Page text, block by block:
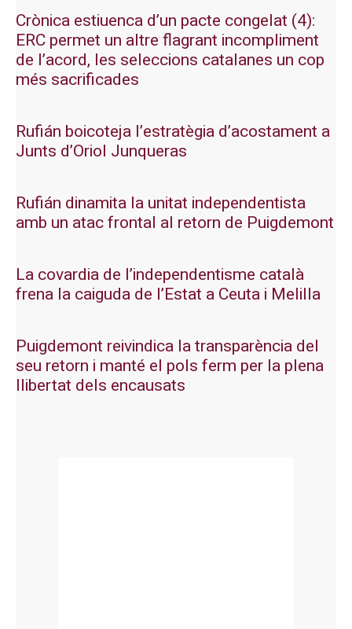
Crònica estiuenca d’un pacte congelat (4):
ERC permet un altre flagrant incompliment
de l’acord, les seleccions catalanes un cop
més sacrificades
Rufián boicoteja l’estratègia d’acostament a
Junts d’Oriol Junqueras
Rufián dinamita la unitat independentista
amb un atac frontal al retorn de Puigdemont
La covardia de l’independentisme català
frena la caiguda de l’Estat a Ceuta i Melilla
Puigdemont reivindica la transparència del
seu retorn i manté el pols ferm per la plena
llibertat dels encausats